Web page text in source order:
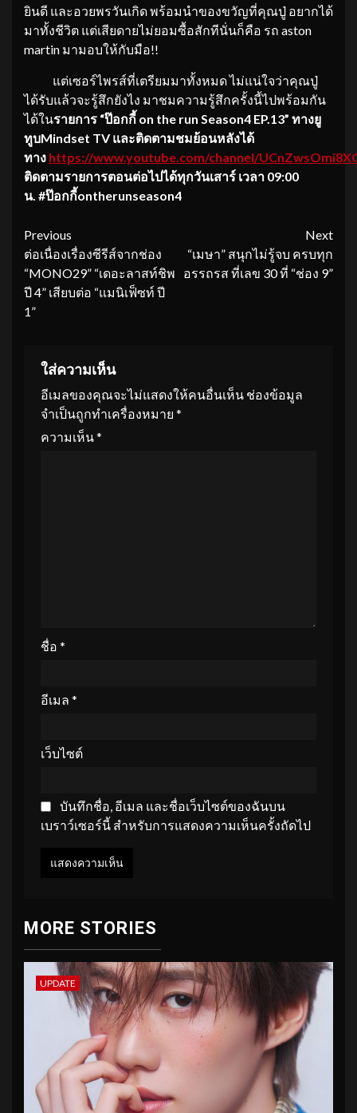
ยินดี และอวยพรวันเกิด พร้อมนำของขวัญที่คุณปู่ อยากได้
มาทั้งชีวิต แต่เสียดายไม่ยอมซื้อสักทีนั่นก็คือ รถ aston
martin มามอบให้กับมือ!!
แต่เซอร์ไพรส์ที่เตรียมมาทั้งหมด ไม่แน่ใจว่าคุณปู่
ได้รับแล้วจะรู้สึกยังไง มาชมความรู้สึกครั้งนี้ไปพร้อมกัน
ได้ในรายการ “ป๊อกกี้ on the run Season4 EP.13” ทางยู
ทูบMindset TV และติดตามชมย้อนหลังได้
ทาง https://www.youtube.com/channel/
ติดตามรายการตอนต่อไปได้ทุกวันเสาร์ เวลา 09:00
น. #ป๊อกกี้ontherunseason4
Continue
Reading
Previous
ต่อเนื่องเรื่องซีรีส์จากช่อง
“MONO29” “เดอะลาสท์ชิพ
ปี 4” เสียบต่อ “แมนิเฟ็ซท์ ปี
1”
Next
“เมษา” สนุกไม่รู้จบ ครบทุก
อรรถรส ที่เลข 30 ที่ “ช่อง 9”
ใส่ความเห็น
อีเมลของคุณจะไม่แสดงให้คนอื่นเห็น ช่องข้อมูล
จำเป็นถูกทำเครื่องหมาย *
ความเห็น*
ชื่อ *
อีเมล *
เว็บไซต์
บันทึกชื่อ, อีเมล และชื่อเว็บไซต์ของฉันบน
เบราว์เซอร์นี้ สำหรับการแสดงความเห็นครั้งถัดไป
MORE STORIES
UPDATE